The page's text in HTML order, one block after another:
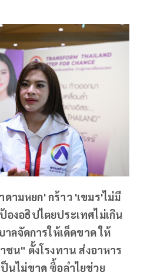
ดามหยก' กร้าว 'เขมร'ไม่มี
งอธิปไตยประเทศไม่เกิน
าลจัดการให้เด็ดขาด ให้
ชน" ตั้งโรงทาน ส่งอาหาร
นไม่ขาด ซื้อลำไยช่วย